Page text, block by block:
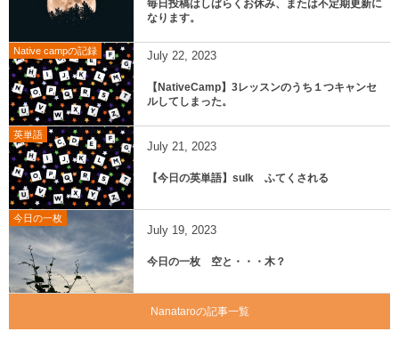
毎日投稿はしばらくお休み、または不定期更新に
なります。
Native campの記録 July 22, 2023
【NativeCamp】3レッスンのうち１つキャンセ
ルしてしまった。
英単語
July 21, 2023
【今日の英単語】sulk ふてくされる
今日の一枚
July 19, 2023
今日の一枚 空と・・・木？
Nanataroの記事一覧